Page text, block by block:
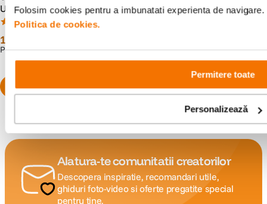
Folosim cookies pentru a imbunatati experienta de
Politica de cookies.
Permitere toate
Personalizează
USB 128 GB USB 3.1
(7)
149
PRP:169 lei
Luxe Memorie USB Type-C
PRP:209 lei
Alatura-te comunitatii creatorilor
Descopera inspiratie, recomandari utile,
ghiduri foto-video si oferte pregatite special
pentru tine.